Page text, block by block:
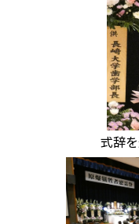
式辞